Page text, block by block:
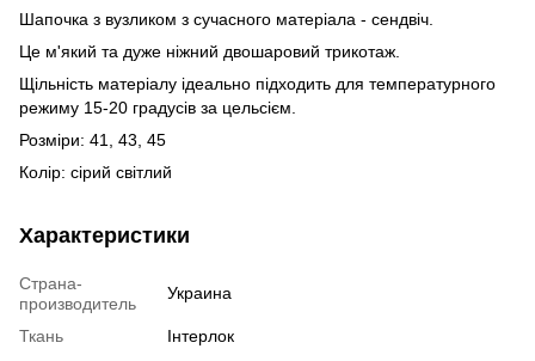
Шапочка з вузликом з сучасного матеріала - сендвіч.
Це м'який та дуже ніжний двошаровий трикотаж.
Щільність матеріалу ідеально підходить для температурного
режиму 15-20 градусів за цельсієм.
Розміри: 41, 43, 45
Колір: сірий світлий
Характеристики
Страна-
производитель
Украина
Ткань Інтерлок